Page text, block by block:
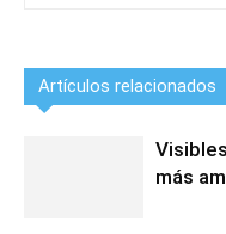
Artículos relacionados
más